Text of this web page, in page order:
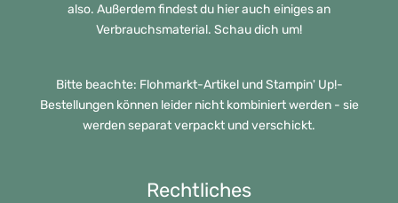
also. Außerdem findest du hier auch einiges an
Verbrauchsmaterial. Schau dich um!
Bitte beachte: Flohmarkt-Artikel und Stampin' Up!-
Bestellungen können leider nicht kombiniert werden - sie
werden separat verpackt und verschickt.
Rechtliches